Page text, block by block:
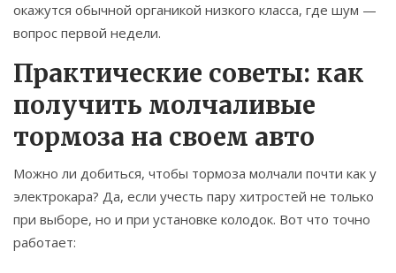
окажутся обычной органикой низкого класса, где шум —
вопрос первой недели.
Практические советы: как
получить молчаливые
тормоза на своем авто
Можно ли добиться, чтобы тормоза молчали почти как у
электрокара? Да, если учесть пару хитростей не только
при выборе, но и при установке колодок. Вот что точно
работает: